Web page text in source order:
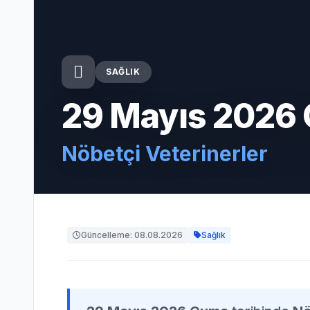
SAĞLIK
29 Mayıs 2026
Nöbetçi Veterinerler
Güncelleme: 08.08.2026 Sağlık